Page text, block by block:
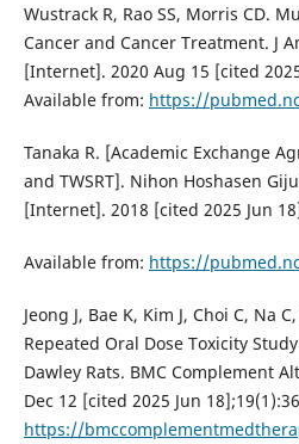
Wustrack R, Rao SS, Morris CD.
Cancer and Cancer Treatment. J
[Internet]. 2020 Aug 15 [cited
Available from: https://
Tanaka R. [Academic Exchange
and TWSRT]. Nihon Hoshasen
[Internet]. 2018 [cited 2025 Jun
Available from: https://
Jeong J, Bae K, Kim J, Choi C, Na
Repeated Oral Dose Toxicity
Dawley Rats. BMC Complement
Dec 12 [cited 2025 Jun
https://